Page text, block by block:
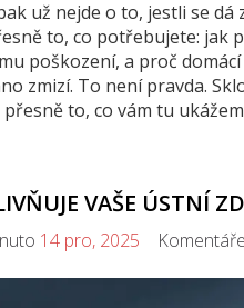
už nejde o to, jestli se
to, co potřebujete: jak
poškození, a proč
zmizí. To není pravda.
to, co vám tu
VAŠE ÚSTNÍ
14 pro, 2025 Komentáře